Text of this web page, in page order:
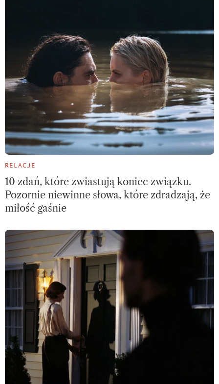
RELACJE
10 zdań, które zwiastują koniec związku.
Pozornie niewinne słowa, które zdradzają, że
miłość gaśnie